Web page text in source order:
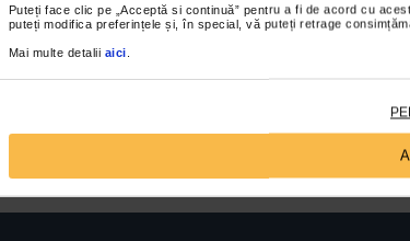
Puteți face clic pe „Acceptă si continuă” pentru a fi de acord cu
puteți modifica preferințele și, în special, vă puteți retrage
Mai multe detalii aici